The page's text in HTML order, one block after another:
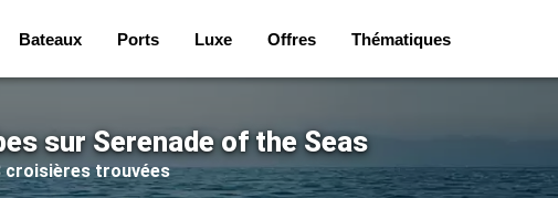
Bateaux Ports Luxe Offres Thématiques
sur Serenade of the Seas
croisières trouvées